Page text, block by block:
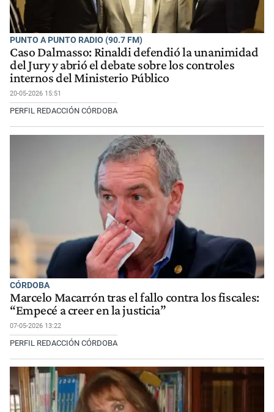
PUNTO A PUNTO RADIO (90.7 FM)
Caso Dalmasso: Rinaldi defendió la unanimidad
del Jury y abrió el debate sobre los controles
internos del Ministerio Público
20-05-2026 15:51
PERFIL REDACCIÓN CÓRDOBA
CÓRDOBA
Marcelo Macarrón tras el fallo contra los fiscales:
“Empecé a creer en la justicia”
07-05-2026 13:22
PERFIL REDACCIÓN CÓRDOBA